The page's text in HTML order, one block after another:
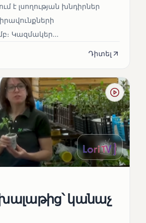
է լսողության խնդիրներ
Կազմակեր...
Դիտել
կանաչ